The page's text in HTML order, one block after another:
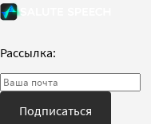
Рассылка:
Подписаться